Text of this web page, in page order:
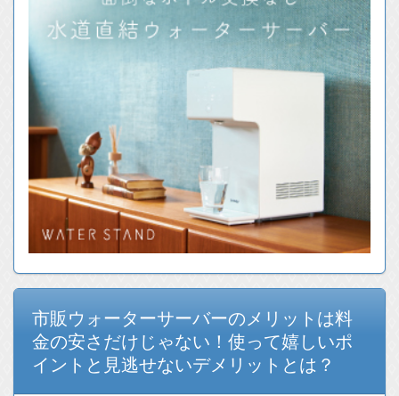
市販ウォーターサーバーのメリットは料
金の安さだけじゃない！使って嬉しいポ
イントと見逃せないデメリットとは？